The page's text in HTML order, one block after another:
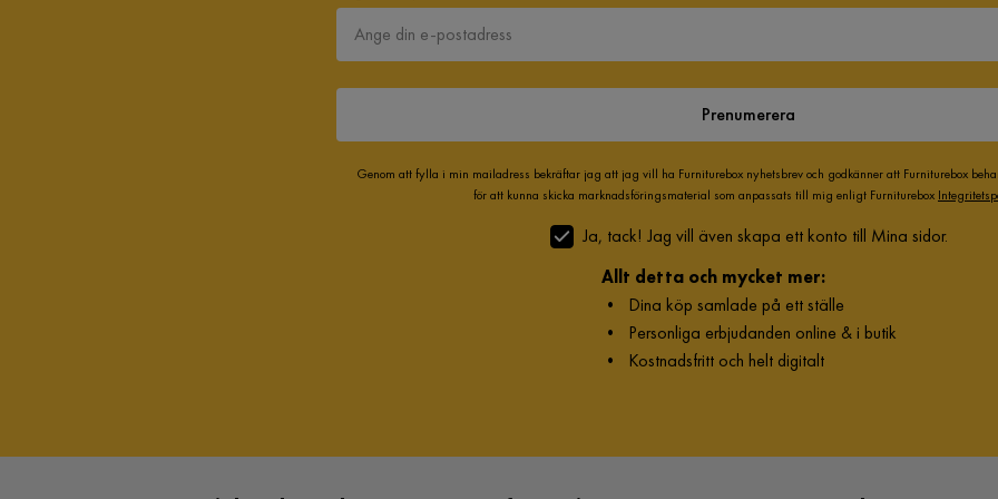
Prenumerera
Genom att fylla i min mailadress bekräftar jag att jag vill ha Furniturebox nyhetsbrev och godkänner att Furniturebox
för att kunna skicka marknadsföringsmaterial som anpassats till mig enligt Furniturebox
Ja, tack! Jag vill även skapa ett konto till Mina sidor.
Allt detta och mycket mer:
• Dina köp samlade på ett ställe
• Personliga erbjudanden online & i butik
• Kostnadsfritt och helt digitalt